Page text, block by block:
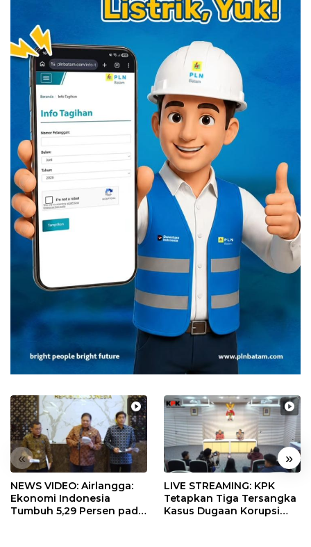
« »
NEWS VIDEO: Airlangga:
Ekonomi Indonesia
Tumbuh 5,29 Persen pada
LIVE STREAMING: KPK
Tetapkan Tiga Tersangka
Kasus Dugaan Korupsi